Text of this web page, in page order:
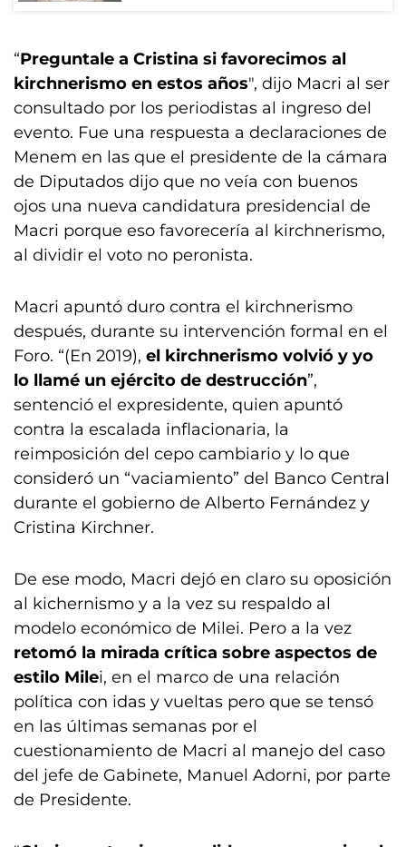
“Preguntale a Cristina si favorecimos al
kirchnerismo en estos años", dijo Macri al ser
consultado por los periodistas al ingreso del
evento. Fue una respuesta a declaraciones de
Menem en las que el presidente de la cámara
de Diputados dijo que no veía con buenos
ojos una nueva candidatura presidencial de
Macri porque eso favorecería al kirchnerismo,
al dividir el voto no peronista.
Macri apuntó duro contra el kirchnerismo
después, durante su intervención formal en el
Foro. “(En 2019), el kirchnerismo volvió y yo
lo llamé un ejército de destrucción”,
sentenció el expresidente, quien apuntó
contra la escalada inflacionaria, la
reimposición del cepo cambiario y lo que
consideró un “vaciamiento” del Banco Central
durante el gobierno de Alberto Fernández y
Cristina Kirchner.
De ese modo, Macri dejó en claro su oposición
al kichernismo y a la vez su respaldo al
modelo económico de Milei. Pero a la vez
retomó la mirada crítica sobre aspectos de
estilo Milei, en el marco de una relación
política con idas y vueltas pero que se tensó
en las últimas semanas por el
cuestionamiento de Macri al manejo del caso
del jefe de Gabinete, Manuel Adorni, por parte
de Presidente.